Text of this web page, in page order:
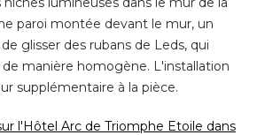
paroi montée devant le mur, un
glisser des rubans de Leds, qui
manière homogène. L'installation
supplémentaire à la pièce.
l'Hôtel Arc de Triomphe Etoile dans